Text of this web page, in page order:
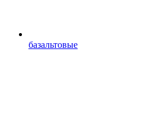
базальтовые